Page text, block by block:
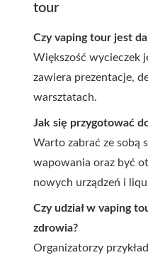
tour
Czy vaping tour jest
Większość wycieczek
zawiera prezentacje,
warsztatach.
Jak się przygotować
Warto zabrać ze sobą
wapowania oraz być
nowych urządzeń i
Czy udział w vaping
zdrowia?
Organizatorzy